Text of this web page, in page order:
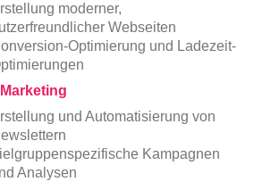
moderner,
Webseiten
Optimierung und Ladezeit-
und Automatisierung von
Kampagnen
Analysen